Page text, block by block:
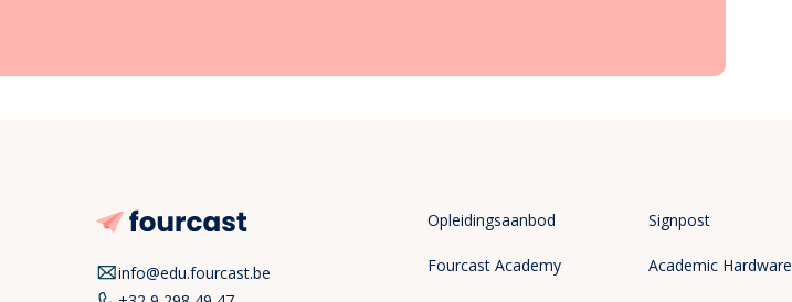
info@edu.fourcast.be
Opleidingsaanbod
Fourcast Academy
Signpost
Academic Hardware